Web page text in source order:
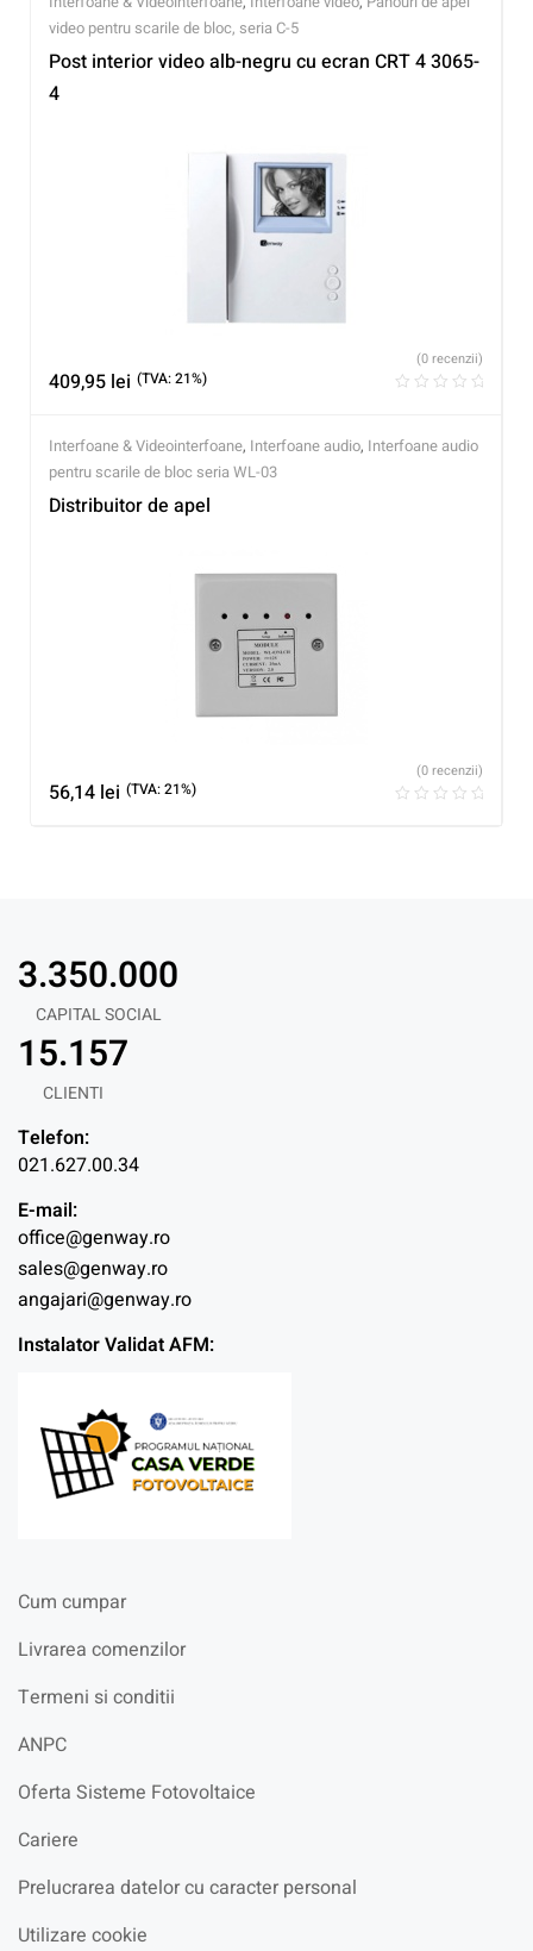
video pentru scarile de bloc, seria C-5
Post interior video alb-negru cu ecran CRT 4 3065-
4
409,95 lei (TVA: 21%)
(0 recenzii)
Interfoane & Videointerfoane, Interfoane audio, Interfoane audio
pentru scarile de bloc seria WL-03
Distribuitor de apel
56,14 lei (TVA: 21%)
(0 recenzii)
CAPITAL SOCIAL
3.350.000
CLIENTI
15.157
Telefon:
021.627.00.34
E-mail:
office@genway.ro
sales@genway.ro
angajari@genway.ro
Instalator Validat AFM:
Cum cumpar
Livrarea comenzilor
Termeni si conditii
ANPC
Oferta Sisteme Fotovoltaice
Cariere
Prelucrarea datelor cu caracter personal
Utilizare cookie